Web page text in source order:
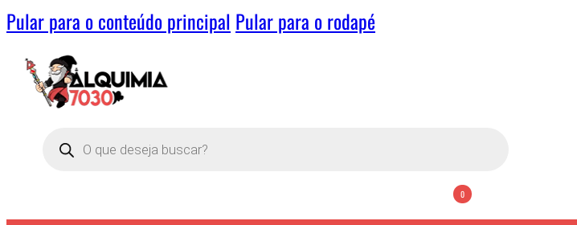
Pular para o conteúdo principal Pular para o rodapé
Pesquisar
produtos
0